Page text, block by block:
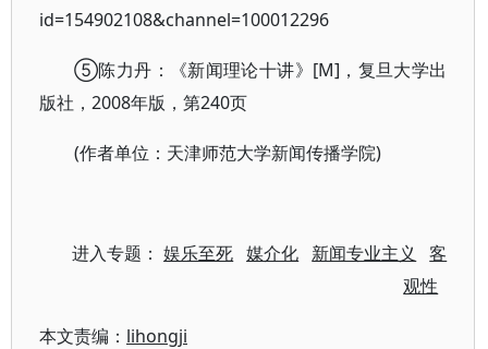
id=154902108&channel=100012296
⑤陈力丹：《新闻理论十讲》[M]，复旦大学出
版社，2008年版，第240页
(作者单位：天津师范大学新闻传播学院)
进入专题：娱乐至死 媒介化 新闻专业主义
客
观性
本文责编： lihongji